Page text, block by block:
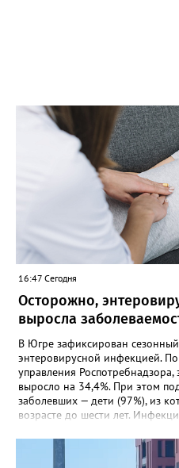
16:47 Сегодня
Осторожно,
выросла
В Югре зафиксирован
энтеровирусной инфекцией.
управления Роспотребнадзора,
выросло на 34,4%. При этом
заболевших — дети (97%), из
возрасте до шести лет.
Нижневартовск, Мегион,
Нижневартовский,